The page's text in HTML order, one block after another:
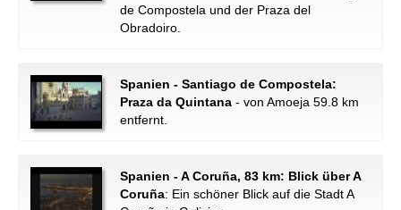
de Compostela und der Praza del
Obradoiro.
Spanien - Santiago de Compostela:
Praza da Quintana - von Amoeja 59.8 km
entfernt.
Spanien - A Coruña, 83 km: Blick über A
Coruña: Ein schöner Blick auf die Stadt A